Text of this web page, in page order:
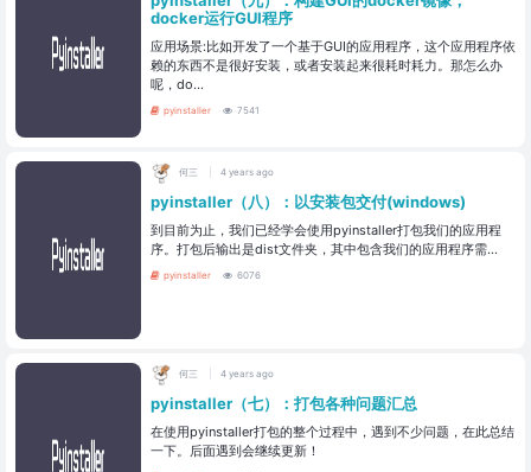
docker运行GUI程序
应用场景:比如开发了一个基于GUI的应用程序，这个应用程序依
赖的东西不是很好安装，或者安装起来很耗时耗力。那怎么办
呢，do...
pyinstaller 7541
何三 4 years ago
pyinstaller（八）：以安装包交付(windows)
到目前为止，我们已经学会使用pyinstaller打包我们的应用程
序。打包后输出是dist文件夹，其中包含我们的应用程序需...
pyinstaller 6076
何三 4 years ago
pyinstaller（七）：打包各种问题汇总
在使用pyinstaller打包的整个过程中，遇到不少问题，在此总结
一下。后面遇到会继续更新！